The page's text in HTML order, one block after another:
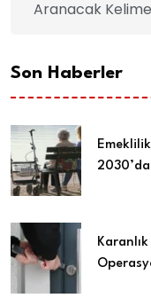
Son Haberler
2030’da